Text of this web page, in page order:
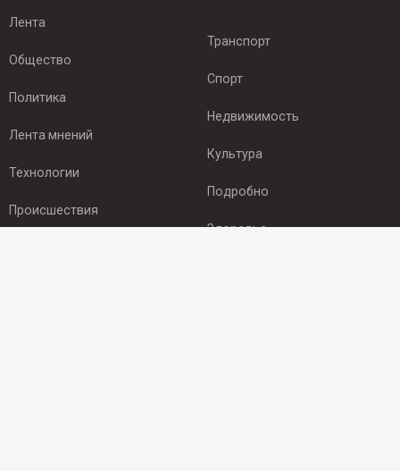
Лента
Общество
Политика
Лента мнений
Технологии
Происшествия
Транспорт
Спорт
Недвижимость
Культура
Подробно
Здоровье